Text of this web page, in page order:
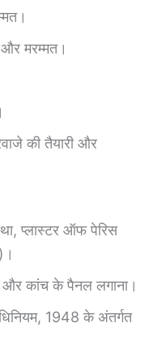
मरम्मत।
की तैयारी और
प्लास्टर ऑफ पेरिस
और कांच के पैनल लगाना।
1948 के अंतर्गत